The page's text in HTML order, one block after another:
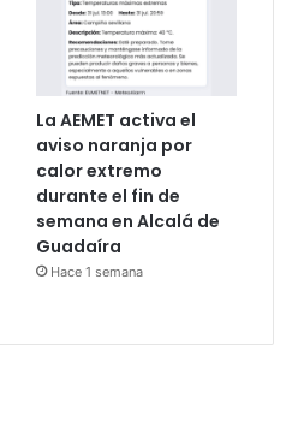
La AEMET activa el
aviso naranja por
calor extremo
durante el fin de
semana en Alcalá de
Guadaíra
Hace 1 semana